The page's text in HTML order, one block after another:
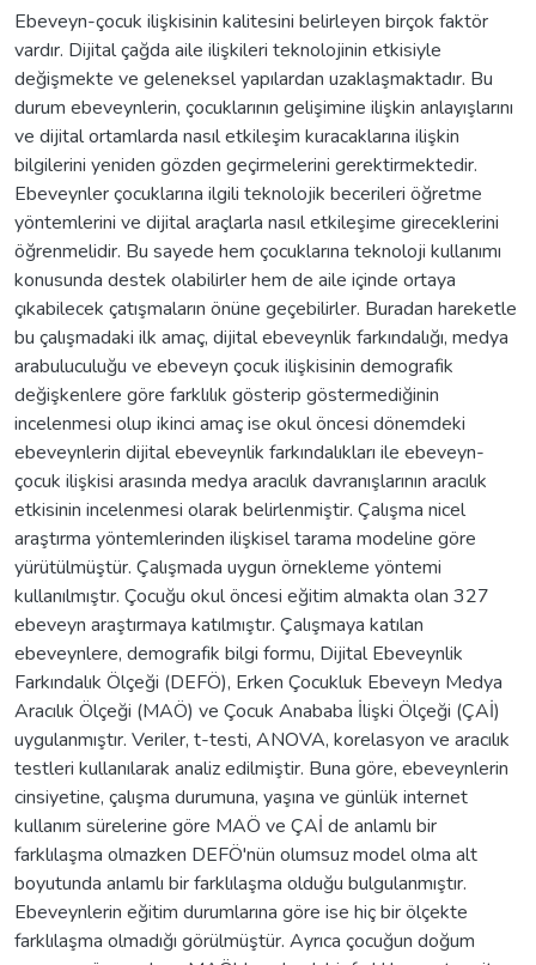
Ebeveyn-çocuk ilişkisinin kalitesini belirleyen birçok faktör
vardır. Dijital çağda aile ilişkileri teknolojinin etkisiyle
değişmekte ve geleneksel yapılardan uzaklaşmaktadır. Bu
durum ebeveynlerin, çocuklarının gelişimine ilişkin anlayışlarını
ve dijital ortamlarda nasıl etkileşim kuracaklarına ilişkin
bilgilerini yeniden gözden geçirmelerini gerektirmektedir.
Ebeveynler çocuklarına ilgili teknolojik becerileri öğretme
yöntemlerini ve dijital araçlarla nasıl etkileşime gireceklerini
öğrenmelidir. Bu sayede hem çocuklarına teknoloji kullanımı
konusunda destek olabilirler hem de aile içinde ortaya
çıkabilecek çatışmaların önüne geçebilirler. Buradan hareketle
bu çalışmadaki ilk amaç, dijital ebeveynlik farkındalığı, medya
arabuluculuğu ve ebeveyn çocuk ilişkisinin demografik
değişkenlere göre farklılık gösterip göstermediğinin
incelenmesi olup ikinci amaç ise okul öncesi dönemdeki
ebeveynlerin dijital ebeveynlik farkındalıkları ile ebeveyn-
çocuk ilişkisi arasında medya aracılık davranışlarının aracılık
etkisinin incelenmesi olarak belirlenmiştir. Çalışma nicel
araştırma yöntemlerinden ilişkisel tarama modeline göre
yürütülmüştür. Çalışmada uygun örnekleme yöntemi
kullanılmıştır. Çocuğu okul öncesi eğitim almakta olan 327
ebeveyn araştırmaya katılmıştır. Çalışmaya katılan
ebeveynlere, demografik bilgi formu, Dijital Ebeveynlik
Farkındalık Ölçeği (DEFÖ), Erken Çocukluk Ebeveyn Medya
Aracılık Ölçeği (MAÖ) ve Çocuk Anababa İlişki Ölçeği (ÇAİ)
uygulanmıştır. Veriler, t-testi, ANOVA, korelasyon ve aracılık
testleri kullanılarak analiz edilmiştir. Buna göre, ebeveynlerin
cinsiyetine, çalışma durumuna, yaşına ve günlük internet
kullanım sürelerine göre MAÖ ve ÇAİ de anlamlı bir
farklılaşma olmazken DEFÖ'nün olumsuz model olma alt
boyutunda anlamlı bir farklılaşma olduğu bulgulanmıştır.
Ebeveynlerin eğitim durumlarına göre ise hiç bir ölçekte
farklılaşma olmadığı görülmüştür. Ayrıca çocuğun doğum